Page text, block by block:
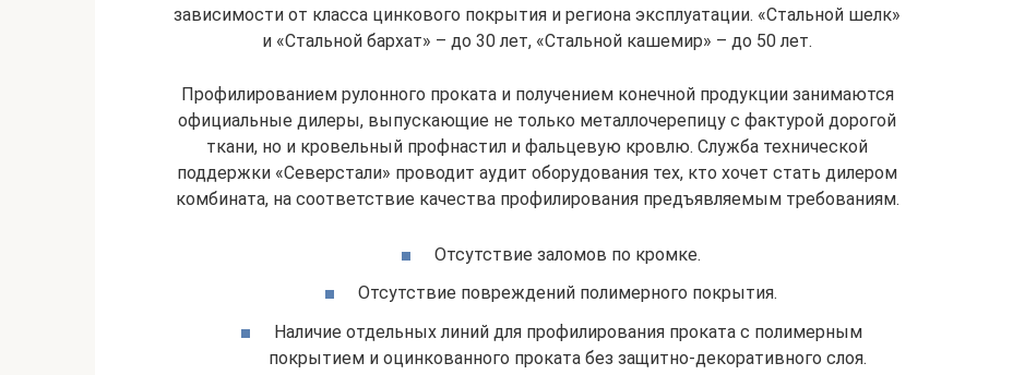
зависимости от класса цинкового покрытия и региона эксплуатации. «Стальной шелк»
и «Стальной бархат» – до 30 лет, «Стальной кашемир» – до 50 лет.
Профилированием рулонного проката и получением конечной продукции занимаются
официальные дилеры, выпускающие не только металлочерепицу с фактурой дорогой
ткани, но и кровельный профнастил и фальцевую кровлю. Служба технической
поддержки «Северстали» проводит аудит оборудования тех, кто хочет стать дилером
комбината, на соответствие качества профилирования предъявляемым требованиям.
Отсутствие заломов по кромке.
Отсутствие повреждений полимерного покрытия.
Наличие отдельных линий для профилирования проката с полимерным
покрытием и оцинкованного проката без защитно-декоративного слоя.